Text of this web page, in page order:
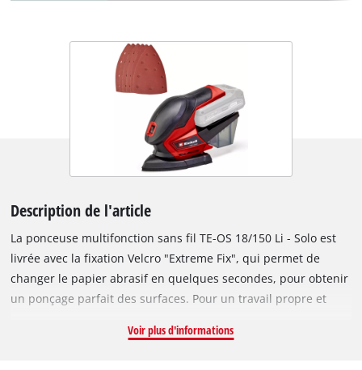
Description de l'article
La ponceuse multifonction sans fil TE-OS 18/150 Li - Solo est
livrée avec la fixation Velcro "Extreme Fix", qui permet de
changer le papier abrasif en quelques secondes, pour obtenir
un ponçage parfait des surfaces. Pour un travail propre et
poussières avec aspiration active. En utilisant l'adaptateur
Voir plus d'informations